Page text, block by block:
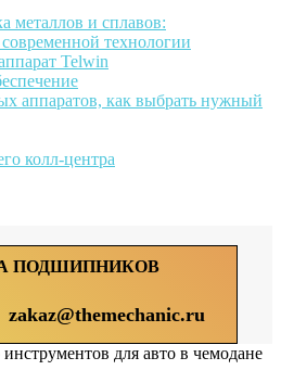
металлов и сплавов:
технологии
аппаратов, как выбрать нужный
колл-центра
ПОДШИПНИКОВ
zakaz@themechanic.ru
для авто в чемодане